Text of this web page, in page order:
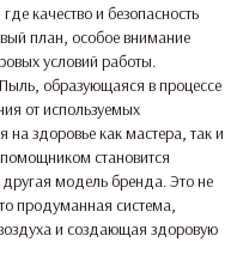
качество и безопасность
план, особое внимание
условий работы.
образующаяся в процессе
от используемых
на здоровье как мастера, так и
становится
модель бренда. Это не
продуманная система,
и создающая здоровую